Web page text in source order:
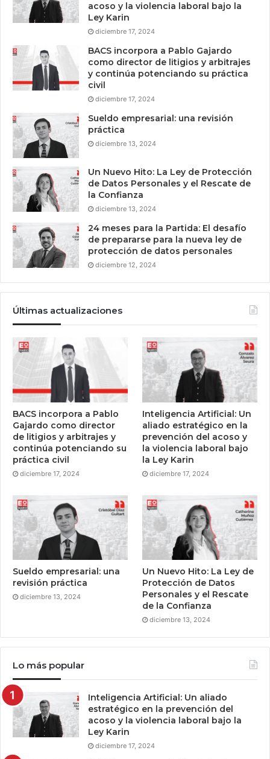
acoso y la violencia laboral bajo la
Ley Karin
diciembre 17, 2024
BACS incorpora a Pablo Gajardo
como director de litigios y arbitrajes
y continúa potenciando su práctica
civil
diciembre 17, 2024
Sueldo empresarial: una revisión
práctica
diciembre 13, 2024
Un Nuevo Hito: La Ley de Protección
de Datos Personales y el Rescate de
la Confianza
diciembre 13, 2024
24 meses para la Partida: El desafío
de prepararse para la nueva ley de
protección de datos personales
diciembre 12, 2024
Últimas actualizaciones
BACS incorpora a Pablo
Gajardo como director
de litigios y arbitrajes y
continúa potenciando su
práctica civil
diciembre 17, 2024
Inteligencia Artificial: Un
aliado estratégico en la
prevención del acoso y
la violencia laboral bajo
la Ley Karin
diciembre 17, 2024
Sueldo empresarial: una
revisión práctica
diciembre 13, 2024
Un Nuevo Hito: La Ley de
Protección de Datos
Personales y el Rescate
de la Confianza
diciembre 13, 2024
Lo más popular
Inteligencia Artificial: Un aliado
estratégico en la prevención del
acoso y la violencia laboral bajo la
Ley Karin
diciembre 17, 2024